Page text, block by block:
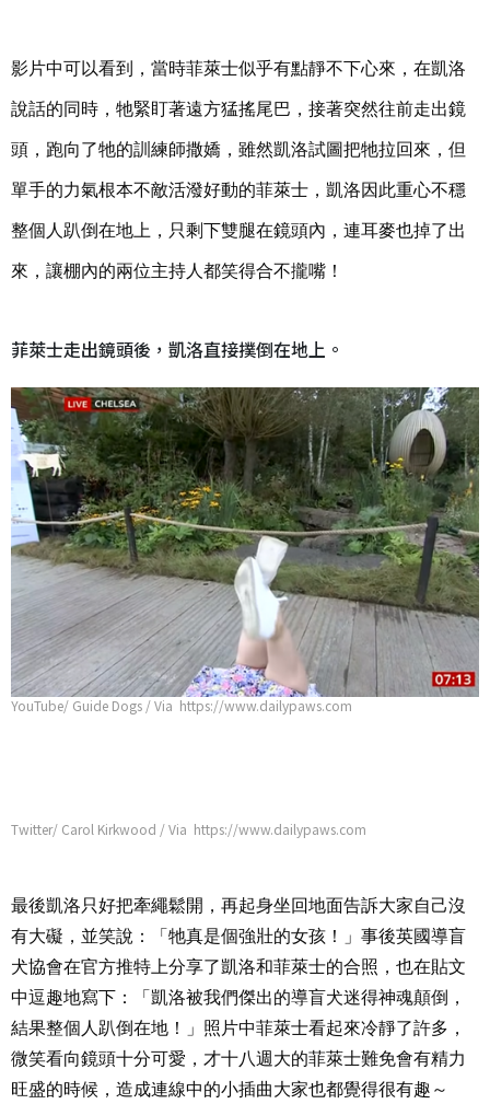
影片中可以看到，當時菲萊士似乎有點靜不下心來，在凱洛
說話的同時，牠緊盯著遠方猛搖尾巴，接著突然往前走出鏡
頭，跑向了牠的訓練師撒嬌，雖然凱洛試圖把牠拉回來，但
單手的力氣根本不敵活潑好動的菲萊士，凱洛因此重心不穩
整個人趴倒在地上，只剩下雙腿在鏡頭內，連耳麥也掉了出
來，讓棚內的兩位主持人都笑得合不攏嘴！
菲萊士走出鏡頭後，凱洛直接撲倒在地上。
YouTube/ Guide Dogs / Via https://www.dailypaws.com
Twitter/ Carol Kirkwood / Via https://www.dailypaws.com
最後凱洛只好把牽繩鬆開，再起身坐回地面告訴大家自己沒
有大礙，並笑說：「牠真是個強壯的女孩！」事後英國導盲
犬協會在官方推特上分享了凱洛和菲萊士的合照，也在貼文
中逗趣地寫下：「凱洛被我們傑出的導盲犬迷得神魂顛倒，
結果整個人趴倒在地！」照片中菲萊士看起來冷靜了許多，
微笑看向鏡頭十分可愛，才十八週大的菲萊士難免會有精力
旺盛的時候，造成連線中的小插曲大家也都覺得很有趣～